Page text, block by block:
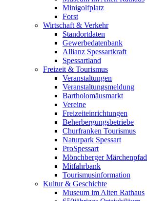
Minigolfplatz
Forst
Wirtschaft & Verkehr
Standortdaten
Gewerbedatenbank
Allianz Spessartkraft
Spessartland
Freizeit & Tourismus
Veranstaltungen
Veranstaltungsmeldung
Bartholomäusmarkt
Vereine
Freizeiteinrichtungen
Beherbergungsbetriebe
Churfranken Tourismus
Naturpark Spessart
ProSpessart
Mönchberger Märchenpfad
Mitfahrbank
Tourismusinformation
Kultur & Geschichte
Museum im Alten Rathaus